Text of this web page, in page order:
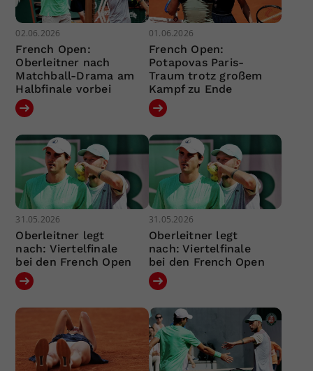
02.06.2026
French Open:
Oberleitner nach
Matchball-Drama am
Halbfinale vorbei
01.06.2026
French Open:
Potapovas Paris-
Traum trotz großem
Kampf zu Ende
31.05.2026
Oberleitner legt
nach: Viertelfinale
bei den French Open
31.05.2026
Oberleitner legt
nach: Viertelfinale
bei den French Open